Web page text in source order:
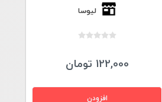
لیوسا
122,000 تومان